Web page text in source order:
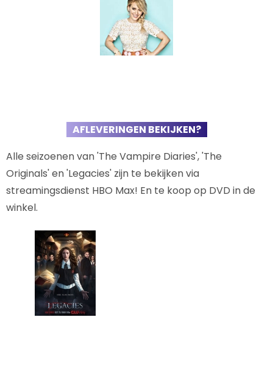
AFLEVERINGEN BEKIJKEN?
Alle seizoenen van 'The Vampire Diaries', 'The
Originals' en 'Legacies' zijn te bekijken via
streamingsdienst HBO Max! En te koop op DVD in de
winkel.